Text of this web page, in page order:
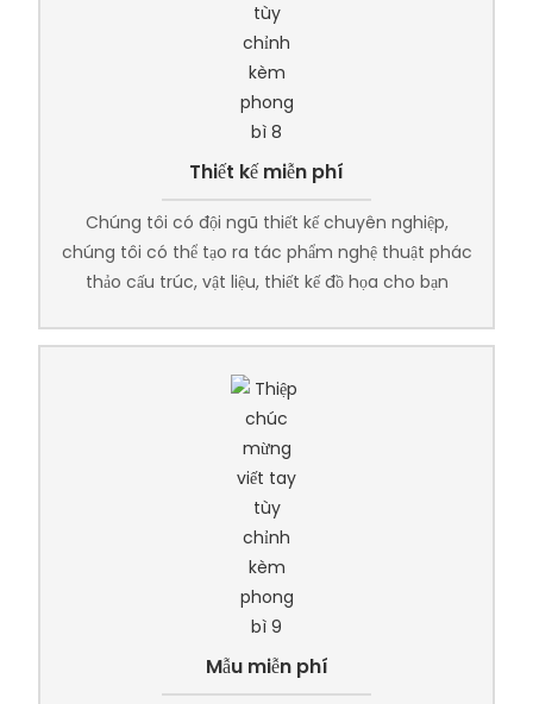
Thiết kế miễn phí
Chúng tôi có đội ngũ thiết kế chuyên nghiệp,
chúng tôi có thể tạo ra tác phẩm nghệ thuật phác
thảo cấu trúc, vật liệu, thiết kế đồ họa cho bạn
Mẫu miễn phí